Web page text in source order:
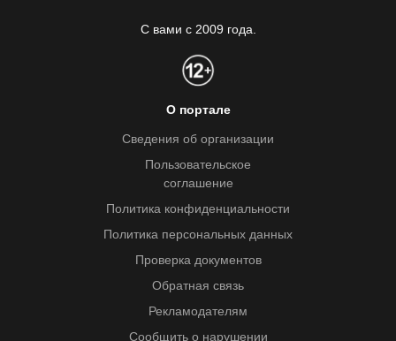
С вами с 2009 года.
О портале
Сведения об организации
Пользовательское
соглашение
Политика конфиденциальности
Политика персональных данных
Проверка документов
Обратная связь
Рекламодателям
Сообщить о нарушении